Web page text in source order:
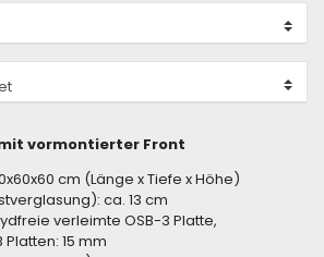
vormontierter Front
cm (Länge x Tiefe x Höhe)
ca. 13 cm
verleimte OSB-3 Platte,
15 mm